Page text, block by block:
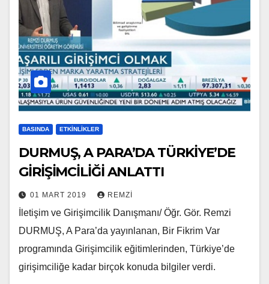
BASINDA ETKINLIKLER
DURMUŞ, A PARA’DA TÜRKİYE’DE
GİRİŞİMCİLİĞİ ANLATTI
01 MART 2019 REMZI
İletişim ve Girişimcilik Danışmanı/ Öğr. Gör. Remzi
DURMUŞ, A Para’da yayınlanan, Bir Fikrim Var
programında Girişimcilik eğitimlerinden, Türkiye’de
girişimciliğe kadar birçok konuda bilgiler verdi.